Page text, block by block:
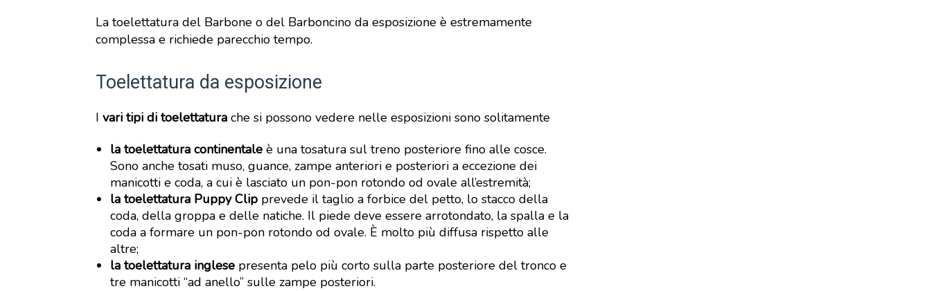
La toelettatura del Barbone o del Barboncino da esposizione è estremamente
complessa e richiede parecchio tempo.
Toelettatura da esposizione
I vari tipi di toelettatura che si possono vedere nelle esposizioni sono solitamente
la toelettatura continentale è una tosatura sul treno posteriore fino alle cosce.
Sono anche tosati muso, guance, zampe anteriori e posteriori a eccezione dei
manicotti e coda, a cui è lasciato un pon-pon rotondo od ovale all’estremità;
la toelettatura Puppy Clip prevede il taglio a forbice del petto, lo stacco della
coda, della groppa e delle natiche. Il piede deve essere arrotondato, la spalla e la
coda a formare un pon-pon rotondo od ovale. È molto più diffusa rispetto alle
altre;
la toelettatura inglese presenta pelo più corto sulla parte posteriore del tronco e
tre manicotti “ad anello” sulle zampe posteriori.